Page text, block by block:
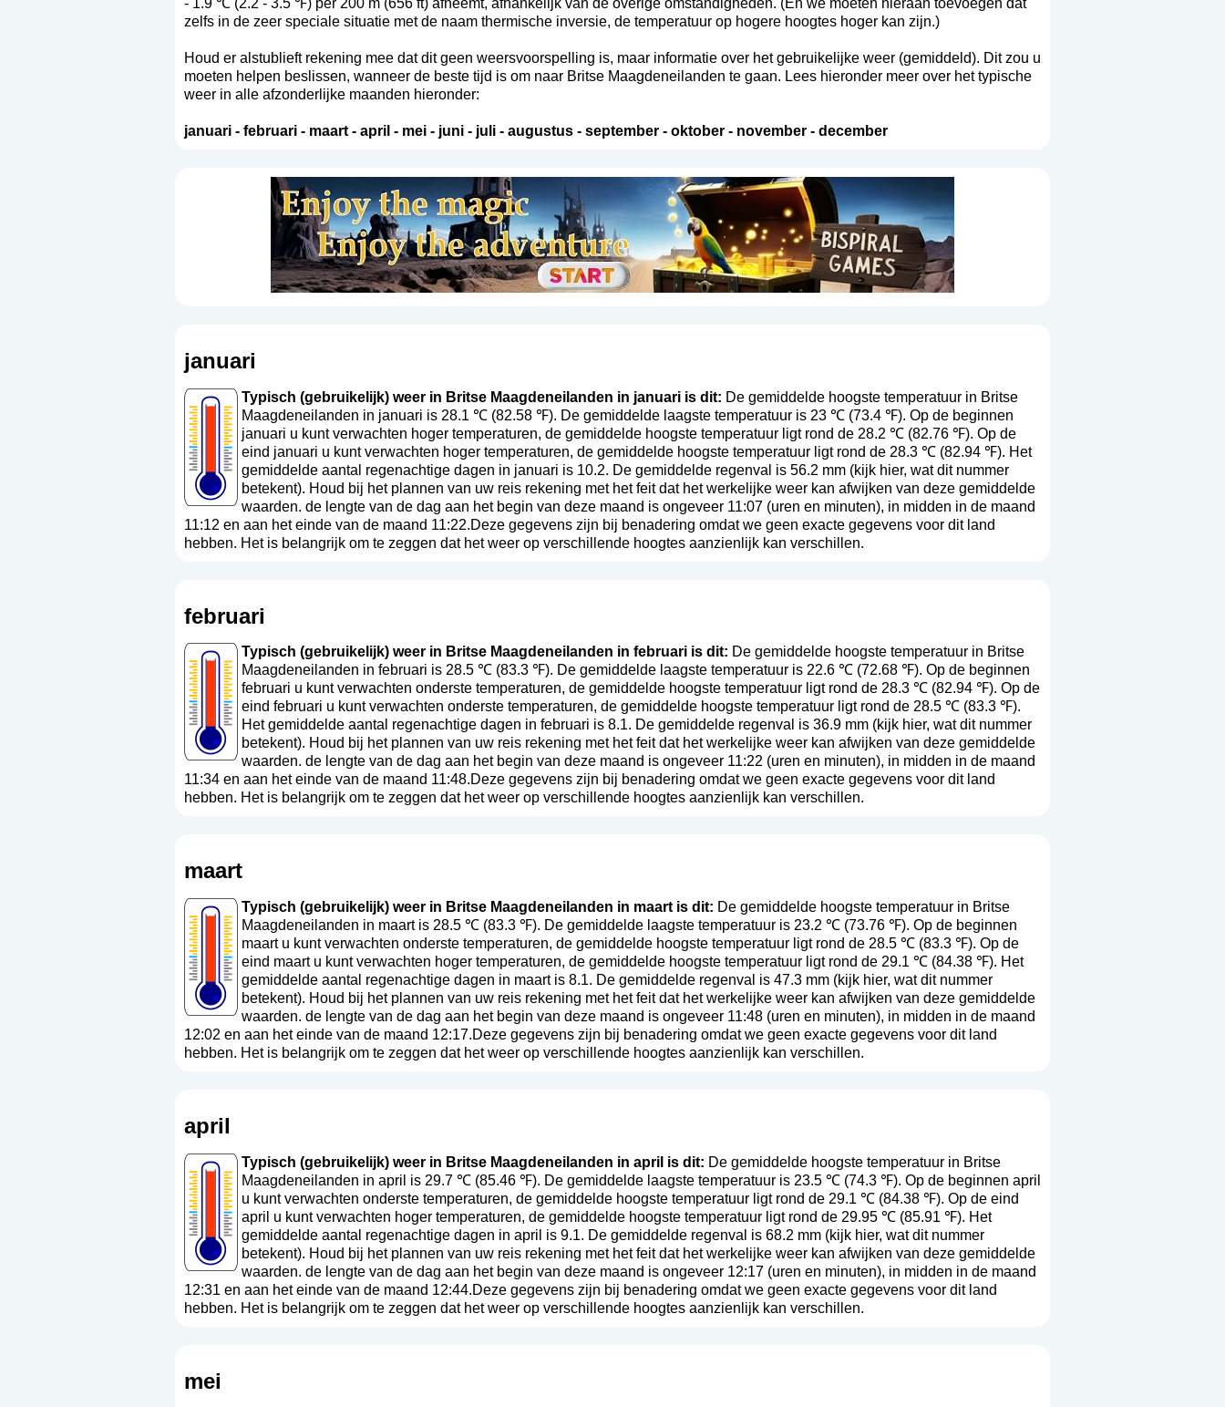
zelfs in de zeer speciale situatie met de naam thermische inversie, de temperatuur op hogere hoogtes hoger kan zijn.)
Houd er alstublieft rekening mee dat dit geen weersvoorspelling is, maar informatie over het gebruikelijke weer (gemiddeld). Dit zou u
moeten helpen beslissen, wanneer de beste tijd is om naar Britse Maagdeneilanden te gaan. Lees hieronder meer over het typische
weer in alle afzonderlijke maanden hieronder:
januari- februari- maart- april - mei- juni- juli- augustus- september- oktober- november- december
januari
Typisch (gebruikelijk) weer in Britse Maagdeneilanden in januari is dit: De gemiddelde hoogste temperatuur in Britse
Maagdeneilanden in januari is 28.1 ℃ (82.58 ℉). De gemiddelde laagste temperatuur is 23 ℃ (73.4 ℉). Op de beginnen
januari u kunt verwachten hoger temperaturen, de gemiddelde hoogste temperatuur ligt rond de 28.2 ℃ (82.76 ℉). Op de
eind januari u kunt verwachten hoger temperaturen, de gemiddelde hoogste temperatuur ligt rond de 28.3 ℃ (82.94 ℉). Het
gemiddelde aantal regenachtige dagen in januari is 10.2. De gemiddelde regenval is 56.2 mm (kijk hier, wat dit nummer
betekent). Houd bij het plannen van uw reis rekening met het feit dat het werkelijke weer kan afwijken van deze gemiddelde
waarden. de lengte van de dag aan het begin van deze maand is ongeveer 11:07 (uren en minuten), in midden in de maand
11:12 en aan het einde van de maand 11:22.Deze gegevens zijn bij benadering omdat we geen exacte gegevens voor dit land
hebben. Het is belangrijk om te zeggen dat het weer op verschillende hoogtes aanzienlijk kan verschillen.
februari
Typisch (gebruikelijk) weer in Britse Maagdeneilanden in februari is dit: De gemiddelde hoogste temperatuur in Britse
Maagdeneilanden in februari is 28.5 ℃ (83.3 ℉). De gemiddelde laagste temperatuur is 22.6 ℃ (72.68 ℉). Op de beginnen
februari u kunt verwachten onderste temperaturen, de gemiddelde hoogste temperatuur ligt rond de 28.3 ℃ (82.94 ℉). Op de
eind februari u kunt verwachten onderste temperaturen, de gemiddelde hoogste temperatuur ligt rond de 28.5 ℃ (83.3 ℉).
Het gemiddelde aantal regenachtige dagen in februari is 8.1. De gemiddelde regenval is 36.9 mm (kijk hier, wat dit nummer
betekent). Houd bij het plannen van uw reis rekening met het feit dat het werkelijke weer kan afwijken van deze gemiddelde
waarden. de lengte van de dag aan het begin van deze maand is ongeveer 11:22 (uren en minuten), in midden in de maand
11:34 en aan het einde van de maand 11:48.Deze gegevens zijn bij benadering omdat we geen exacte gegevens voor dit land
hebben. Het is belangrijk om te zeggen dat het weer op verschillende hoogtes aanzienlijk kan verschillen.
maart
Typisch (gebruikelijk) weer in Britse Maagdeneilanden in maart is dit: De gemiddelde hoogste temperatuur in Britse
Maagdeneilanden in maart is 28.5 ℃ (83.3 ℉). De gemiddelde laagste temperatuur is 23.2 ℃ (73.76 ℉). Op de beginnen
maart u kunt verwachten onderste temperaturen, de gemiddelde hoogste temperatuur ligt rond de 28.5 ℃ (83.3 ℉). Op de
eind maart u kunt verwachten hoger temperaturen, de gemiddelde hoogste temperatuur ligt rond de 29.1 ℃ (84.38 ℉). Het
gemiddelde aantal regenachtige dagen in maart is 8.1. De gemiddelde regenval is 47.3 mm (kijk hier, wat dit nummer
betekent). Houd bij het plannen van uw reis rekening met het feit dat het werkelijke weer kan afwijken van deze gemiddelde
waarden. de lengte van de dag aan het begin van deze maand is ongeveer 11:48 (uren en minuten), in midden in de maand
12:02 en aan het einde van de maand 12:17.Deze gegevens zijn bij benadering omdat we geen exacte gegevens voor dit land
hebben. Het is belangrijk om te zeggen dat het weer op verschillende hoogtes aanzienlijk kan verschillen.
april
Typisch (gebruikelijk) weer in Britse Maagdeneilanden in april is dit: De gemiddelde hoogste temperatuur in Britse
Maagdeneilanden in april is 29.7 ℃ (85.46 ℉). De gemiddelde laagste temperatuur is 23.5 ℃ (74.3 ℉). Op de beginnen april
u kunt verwachten onderste temperaturen, de gemiddelde hoogste temperatuur ligt rond de 29.1 ℃ (84.38 ℉). Op de eind
april u kunt verwachten hoger temperaturen, de gemiddelde hoogste temperatuur ligt rond de 29.95 ℃ (85.91 ℉). Het
gemiddelde aantal regenachtige dagen in april is 9.1. De gemiddelde regenval is 68.2 mm (kijk hier, wat dit nummer
betekent). Houd bij het plannen van uw reis rekening met het feit dat het werkelijke weer kan afwijken van deze gemiddelde
waarden. de lengte van de dag aan het begin van deze maand is ongeveer 12:17 (uren en minuten), in midden in de maand
12:31 en aan het einde van de maand 12:44.Deze gegevens zijn bij benadering omdat we geen exacte gegevens voor dit land
hebben. Het is belangrijk om te zeggen dat het weer op verschillende hoogtes aanzienlijk kan verschillen.
mei